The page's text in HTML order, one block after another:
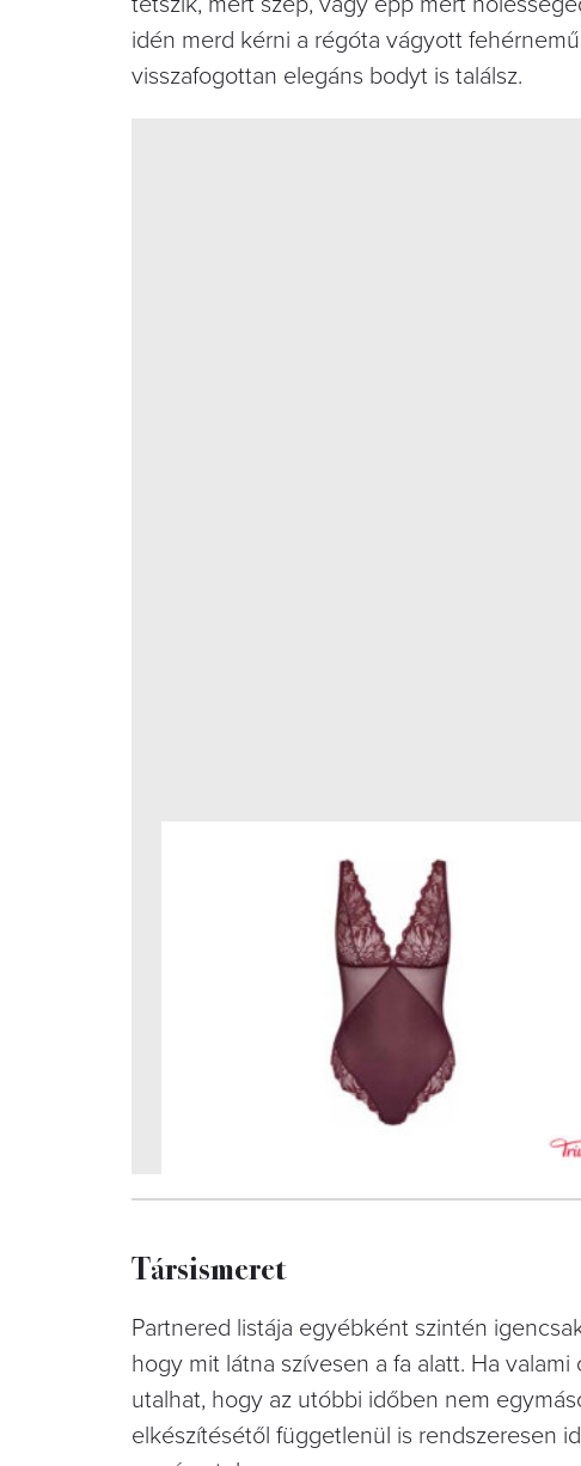
idén merd kérni a régóta vágyott
visszafogottan elegáns bodyt is találsz.
Társismeret
Partnered listája egyébként szintén
hogy mit látna szívesen a fa alatt. Ha
utalhat, hogy az utóbbi időben nem
elkészítésétől függetlenül is rendszeresen